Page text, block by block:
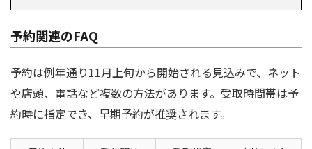
予約関連のFAQ
予約は例年通り11月上旬から開始される見込みで、ネット
や店頭、電話など複数の方法があります。受取時間帯は予
約時に指定でき、早期予約が推奨されます。